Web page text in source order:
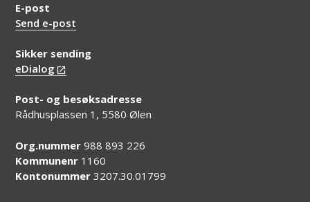
E-post
Send e-post
Sikker sending
eDialog
Post- og besøksadresse
Rådhusplassen 1, 5580 Ølen
Org.nummer988 893 226
Kommunenr 1160
Kontonummer3207.30.01799